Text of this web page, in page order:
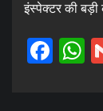
इंस्पेक्टर की बड़ी